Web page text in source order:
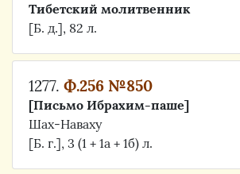
Тибетский молитвенник
[Б. д.], 82 л.
1277. Ф.256 №850
[Письмо Ибрахим-паше]
Шах-Наваху
[Б. г.], 3 (1 + 1а + 1б) л.